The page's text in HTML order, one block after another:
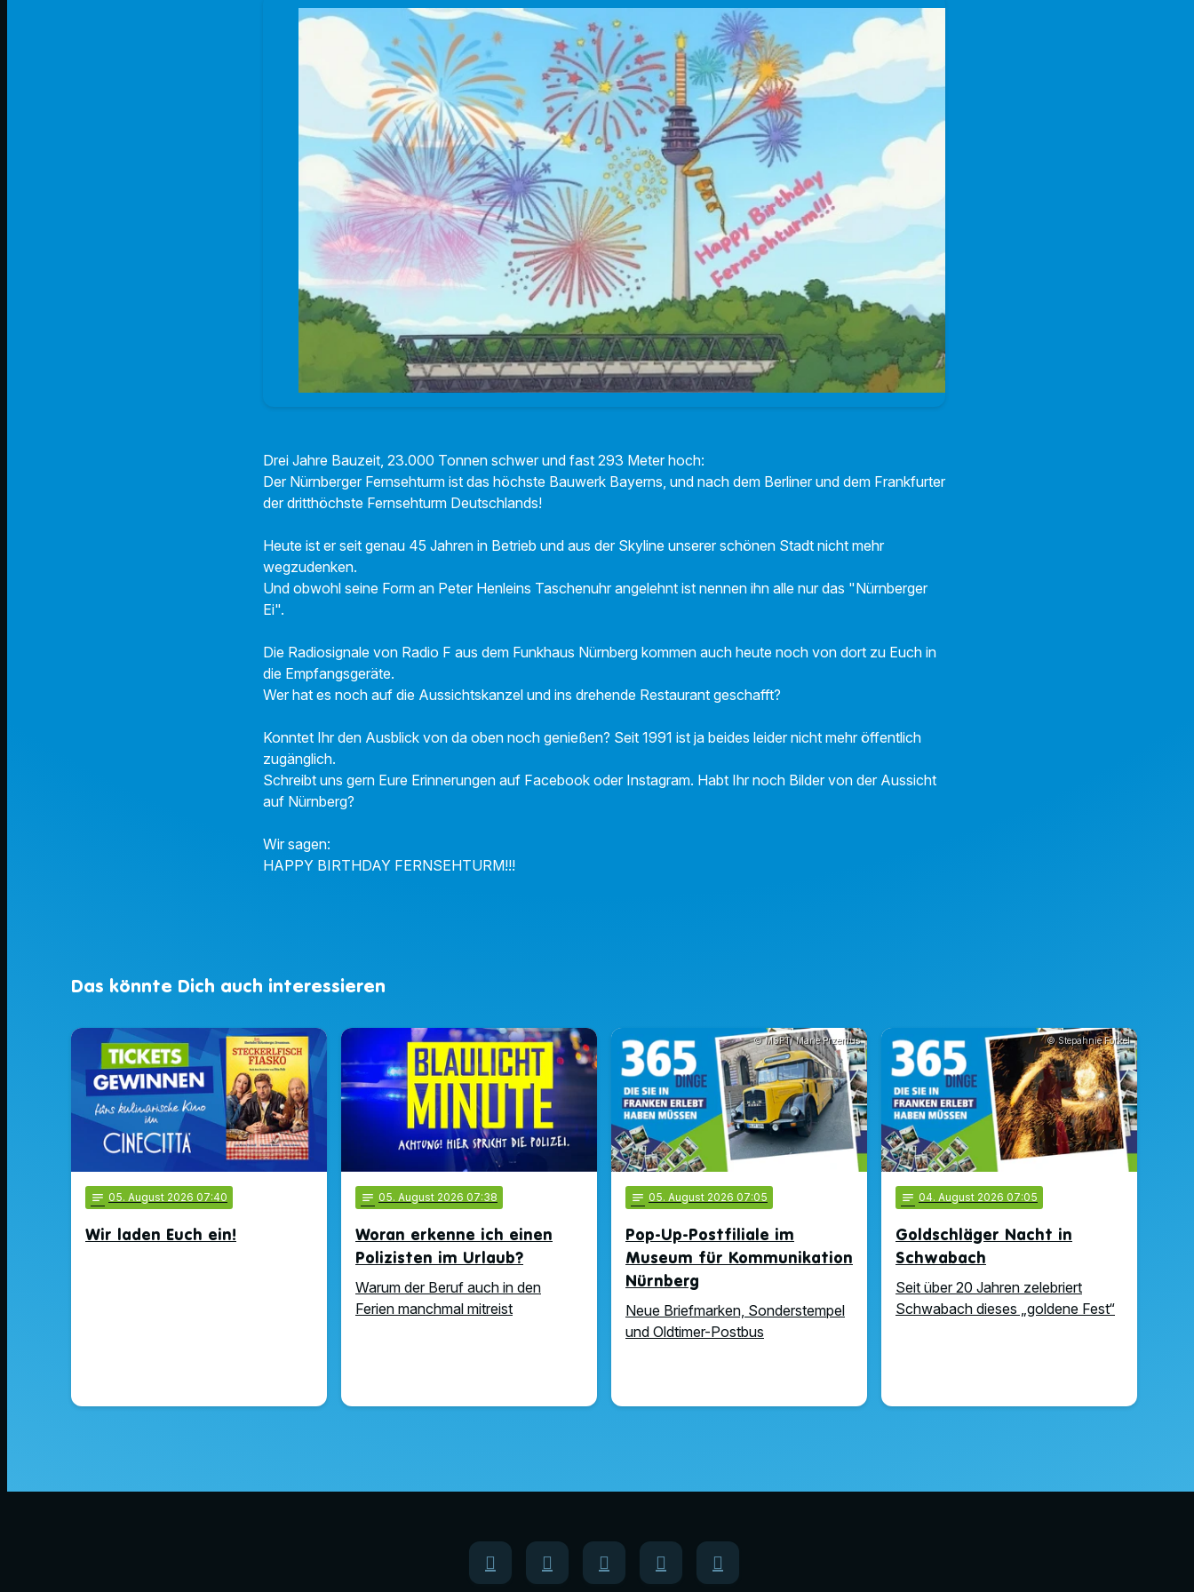
Drei Jahre Bauzeit, 23.000 Tonnen schwer und fast 293 Meter hoch:
Der Nürnberger Fernsehturm ist das höchste Bauwerk Bayerns, und nach dem Berliner und dem Frankfurter
der dritthöchste Fernsehturm Deutschlands!
Heute ist er seit genau 45 Jahren in Betrieb und aus der Skyline unserer schönen Stadt nicht mehr
wegzudenken.
Und obwohl seine Form an Peter Henleins Taschenuhr angelehnt ist nennen ihn alle nur das "Nürnberger
Ei".
Die Radiosignale von Radio F aus dem Funkhaus Nürnberg kommen auch heute noch von dort zu Euch in
die Empfangsgeräte.
Wer hat es noch auf die Aussichtskanzel und ins drehende Restaurant geschafft?
Konntet Ihr den Ausblick von da oben noch genießen? Seit 1991 ist ja beides leider nicht mehr öffentlich
zugänglich.
Schreibt uns gern Eure Erinnerungen auf Facebook oder Instagram. Habt Ihr noch Bilder von der Aussicht
auf Nürnberg?
Wir sagen:
HAPPY BIRTHDAY FERNSEHTURM!!!
Das könnte Dich auch interessieren
notes 05. August 2026 07:40
Wir laden Euch ein!
notes 05. August 2026 07:38
Woran erkenne ich einen
Polizisten im Urlaub?
Warum der Beruf auch in den
Ferien manchmal mitreist
© MSPT/ Marie Przemus
notes 05. August 2026 07:05
Pop-Up-Postfiliale im
Museum für Kommunikation
Nürnberg
Neue Briefmarken, Sonderstempel
und Oldtimer-Postbus
© Stepahnie Forkel
notes 04. August 2026 07:05
Goldschläger Nacht in
Schwabach
Seit über 20 Jahren zelebriert
Schwabach dieses „goldene Fest“